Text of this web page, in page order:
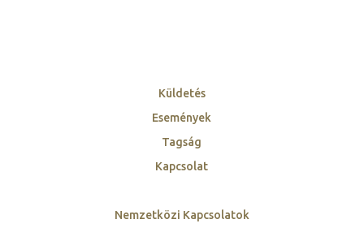
Küldetés
Események
Tagság
Kapcsolat
Nemzetközi Kapcsolatok